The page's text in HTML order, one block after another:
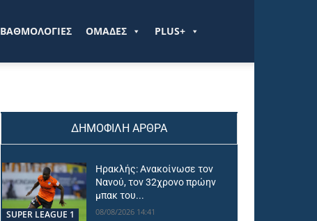
ΒΑΘΜΟΛΟΓΙΕΣ ΟΜΑΔΕΣ PLUS+
ΔΗΜΟΦΙΛΗ ΑΡΘΡΑ
SUPER LEAGUE 1
Ηρακλής: Ανακοίνωσε τον
Νανού, τον 32χρονο πρώην
μπακ του...
08/08/2026 14:41